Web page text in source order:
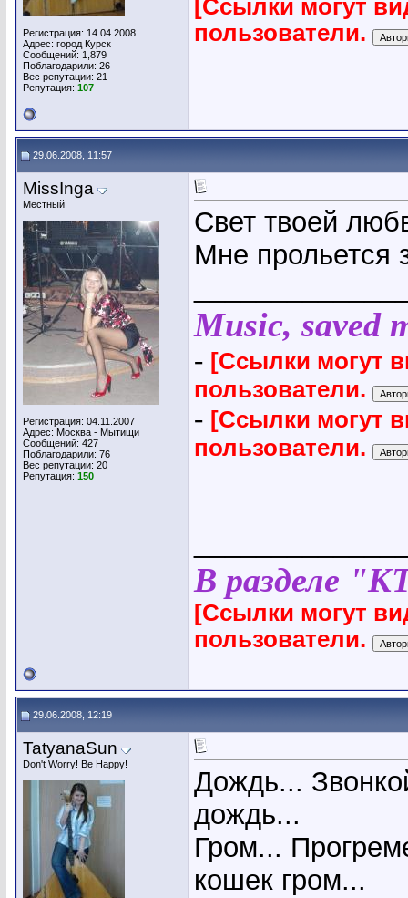
Регистрация: 14.04.2008
Адрес: город Курск
Сообщений: 1,879
Поблагодарили: 26
Вес репутации: 21
Репутация: 107
[Ссылки могут
пользователи.
29.06.2008, 11:57
MissInga
Местный
Регистрация: 04.11.2007
Адрес: Москва - Мытищи
Сообщений: 427
Поблагодарили: 76
Вес репутации: 20
Репутация: 150
Свет твоей
Мне прольется
Music, saved
- [Ссылки могут
пользователи.
- [Ссылки могут
пользователи.
В разделе
[Ссылки могут
пользователи.
29.06.2008, 12:19
TatyanaSun
Don't Worry! Be Happy!
Дождь...
дождь...
Гром...
кошек гром...